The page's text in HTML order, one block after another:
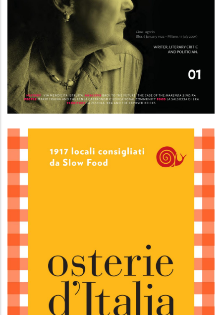
Bra o della felicità 01 - English version